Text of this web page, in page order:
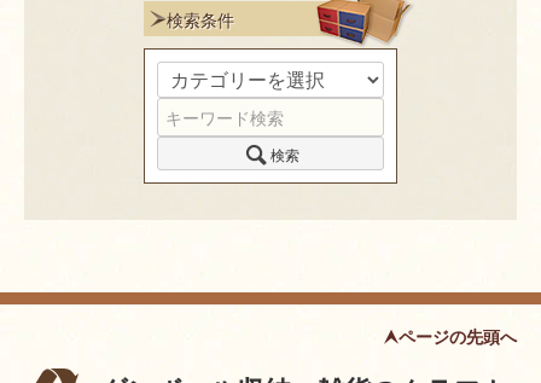
検索条件
検索
ページの先頭へ